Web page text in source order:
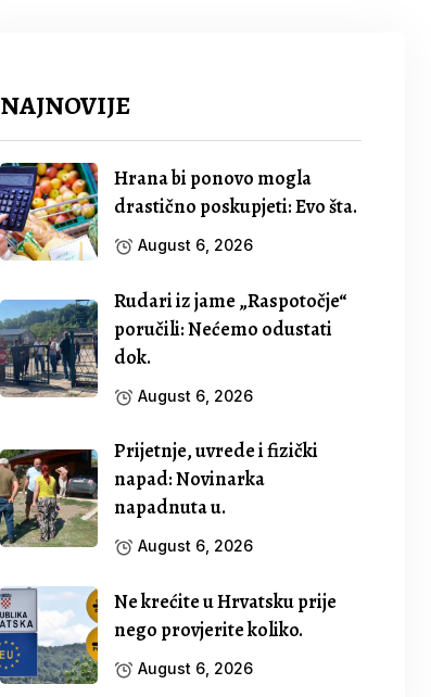
NAJNOVIJE
Hrana bi ponovo mogla
drastično poskupjeti: Evo šta.
August 6, 2026
Rudari iz jame „Raspotočje“
poručili: Nećemo odustati
dok.
August 6, 2026
Prijetnje, uvrede i fizički
napad: Novinarka
napadnuta u.
August 6, 2026
Ne krećite u Hrvatsku prije
nego provjerite koliko.
August 6, 2026